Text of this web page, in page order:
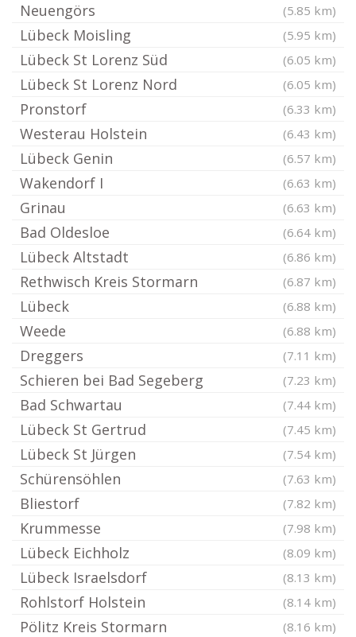
Neuengörs (5.85 km)
Lübeck Moisling (5.95 km)
Lübeck St Lorenz Süd (6.05 km)
Lübeck St Lorenz Nord (6.05 km)
Pronstorf (6.33 km)
Westerau Holstein (6.43 km)
Lübeck Genin (6.57 km)
Wakendorf I (6.63 km)
Grinau (6.63 km)
Bad Oldesloe (6.64 km)
Lübeck Altstadt (6.86 km)
Rethwisch Kreis Stormarn (6.87 km)
Lübeck (6.88 km)
Weede (6.88 km)
Dreggers (7.11 km)
Schieren bei Bad Segeberg (7.23 km)
Bad Schwartau (7.44 km)
Lübeck St Gertrud (7.45 km)
Lübeck St Jürgen (7.54 km)
Schürensöhlen (7.63 km)
Bliestorf (7.82 km)
Krummesse (7.98 km)
Lübeck Eichholz (8.09 km)
Lübeck Israelsdorf (8.13 km)
Rohlstorf Holstein (8.14 km)
Pölitz Kreis Stormarn (8.16 km)